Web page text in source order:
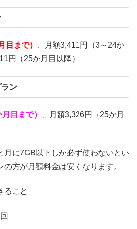
目まで）
、月額3,411円（3～24か
円（25か月目以降）
ン
目まで）
、月額3,326円（25か月
月に7GB以下しか必ず使わないとい
の方が月額料金は安くなります。
ること